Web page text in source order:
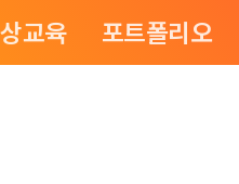
교육 포트폴리오